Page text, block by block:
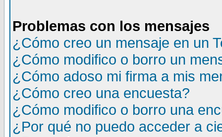
Problemas con los mensajes
¿Cómo creo un mensaje en un
¿Cómo modifico o borro un
¿Cómo adoso mi firma a mis
¿Cómo creo una encuesta?
¿Cómo modifico o borro una
¿Por qué no puedo acceder a